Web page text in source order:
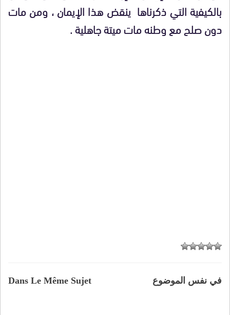
بالكيفية التي ذكرناها ينقض هذا الإيمان ، ومن مات
دون صلح مع وطنه مات ميتة جاهلية .
Dans Le Même Sujet في نفس الموضوع